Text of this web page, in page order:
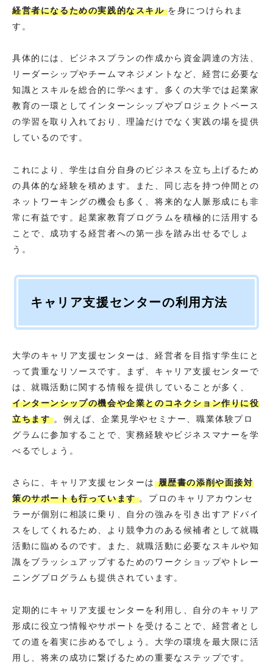
経営者になるための実践的なスキルを身につけられま
す。
具体的には、ビジネスプランの作成から資金調達の方法、
リーダーシップやチームマネジメントなど、経営に必要な
知識とスキルを総合的に学べます。多くの大学では起業家
教育の一環としてインターンシップやプロジェクトベース
の学習を取り入れており、理論だけでなく実践の場を提供
しているのです。
これにより、学生は自分自身のビジネスを立ち上げるため
の具体的な経験を積めます。また、同じ志を持つ仲間との
ネットワーキングの機会も多く、将来的な人脈形成にも非
常に有益です。起業家教育プログラムを積極的に活用する
ことで、成功する経営者への第一歩を踏み出せるでしょ
う。
キャリア支援センターの利用方法
大学のキャリア支援センターは、経営者を目指す学生にと
って貴重なリソースです。まず、キャリア支援センターで
は、就職活動に関する情報を提供していることが多く、
インターンシップの機会や企業とのコネクション作りに役
立ちます。例えば、企業見学やセミナー、職業体験プロ
グラムに参加することで、実務経験やビジネスマナーを学
べるでしょう。
さらに、キャリア支援センターは履歴書の添削や面接対
策のサポートも行っています。プロのキャリアカウンセ
ラーが個別に相談に乗り、自分の強みを引き出すアドバイ
スをしてくれるため、より競争力のある候補者として就職
活動に臨めるのです。また、就職活動に必要なスキルや知
識をブラッシュアップするためのワークショップやトレー
ニングプログラムも提供されています。
定期的にキャリア支援センターを利用し、自分のキャリア
形成に役立つ情報やサポートを受けることで、経営者とし
ての道を着実に歩めるでしょう。大学の環境を最大限に活
用し、将来の成功に繋げるための重要なステップです。